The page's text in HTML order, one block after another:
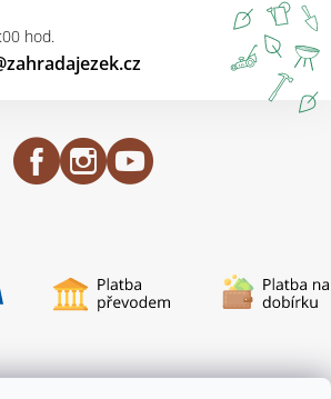
zahradajezek.cz
hod.